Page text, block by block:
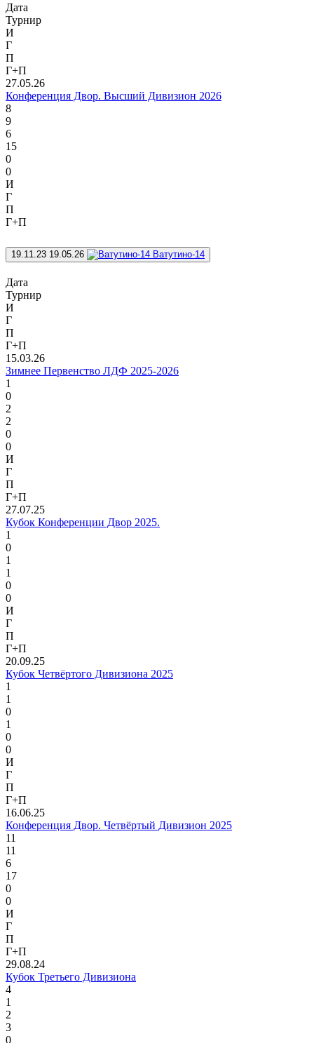
Дата
Турнир
И
Г
П
Г+П
27.05.26
Конференция Двор. Высший Дивизион 2026
8
9
6
15
0
0
И
Г
П
Г+П
19.11.23 19.05.26 Ватутино-14
Дата
Турнир
И
Г
П
Г+П
15.03.26
Зимнее Первенство ЛДФ 2025-2026
1
0
2
2
0
0
И
Г
П
Г+П
27.07.25
Кубок Конференции Двор 2025.
1
0
1
1
0
0
И
Г
П
Г+П
20.09.25
Кубок Четвёртого Дивизиона 2025
1
1
0
1
0
0
И
Г
П
Г+П
16.06.25
Конференция Двор. Четвёртый Дивизион 2025
11
11
6
17
0
0
И
Г
П
Г+П
29.08.24
Кубок Третьего Дивизиона
4
1
2
3
0